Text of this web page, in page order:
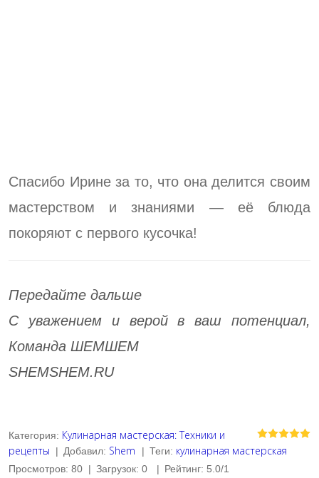
Спасибо Ирине за то, что она делится своим
мастерством и знаниями — её блюда
покоряют с первого кусочка!
Передайте дальше
С уважением и верой в ваш потенциал,
Команда ШЕМШЕМ
SHEMSHEM.RU
Категория: Кулинарная мастерская: Техники и
рецепты
| Добавил: Shem | Теги: кулинарная мастерская
Просмотров: 80 | Загрузок: 0 | Рейтинг: 5.0/1